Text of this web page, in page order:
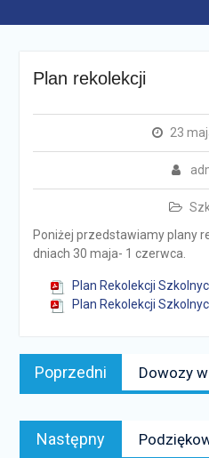
Plan rekolekcji
23
Poniżej przedstawiamy plany
dniach 30 maja- 1 czerwca.
Plan Rekolekcji
Plan Rekolekcji
Nawigacja
wpisu
Poprzedni
news:
Dowozy
Następny
news: